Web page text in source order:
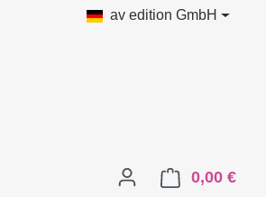
av edition GmbH
0,00 €